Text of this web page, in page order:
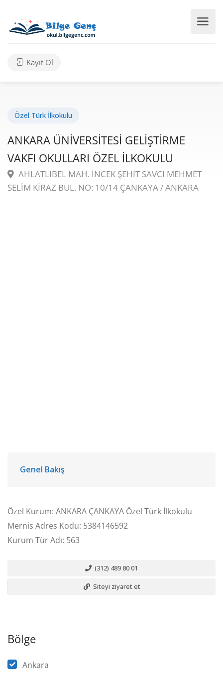
Kayıt Ol
Özel Türk İlkokulu
ANKARA ÜNİVERSİTESİ GELİŞTİRME
VAKFI OKULLARI ÖZEL İLKOKULU
AHLATLIBEL MAH. İNCEK ŞEHİT SAVCI MEHMET
SELİM KİRAZ BUL. NO: 10/14 ÇANKAYA / ANKARA
Genel Bakış
Özel Kurum: ANKARA ÇANKAYA Özel Türk İlkokulu
Mernis Adres Kodu: 5384146592
Kurum Tür Adı: 563
(312) 489 80 01
Siteyi ziyaret et
Bölge
Ankara